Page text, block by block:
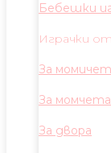
Бебешки
Играчки
За
За момчета
За двора